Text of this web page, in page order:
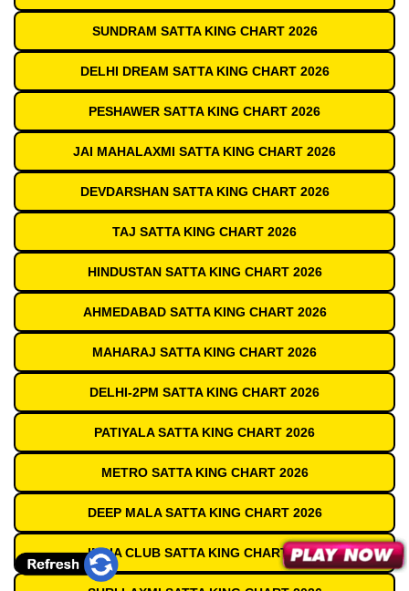
SUNDRAM SATTA KING CHART 2026
DELHI DREAM SATTA KING CHART 2026
PESHAWER SATTA KING CHART 2026
JAI MAHALAXMI SATTA KING CHART 2026
DEVDARSHAN SATTA KING CHART 2026
TAJ SATTA KING CHART 2026
HINDUSTAN SATTA KING CHART 2026
AHMEDABAD SATTA KING CHART 2026
MAHARAJ SATTA KING CHART 2026
DELHI-2PM SATTA KING CHART 2026
PATIYALA SATTA KING CHART 2026
METRO SATTA KING CHART 2026
DEEP MALA SATTA KING CHART 2026
INDIA CLUB SATTA KING CHART 2026